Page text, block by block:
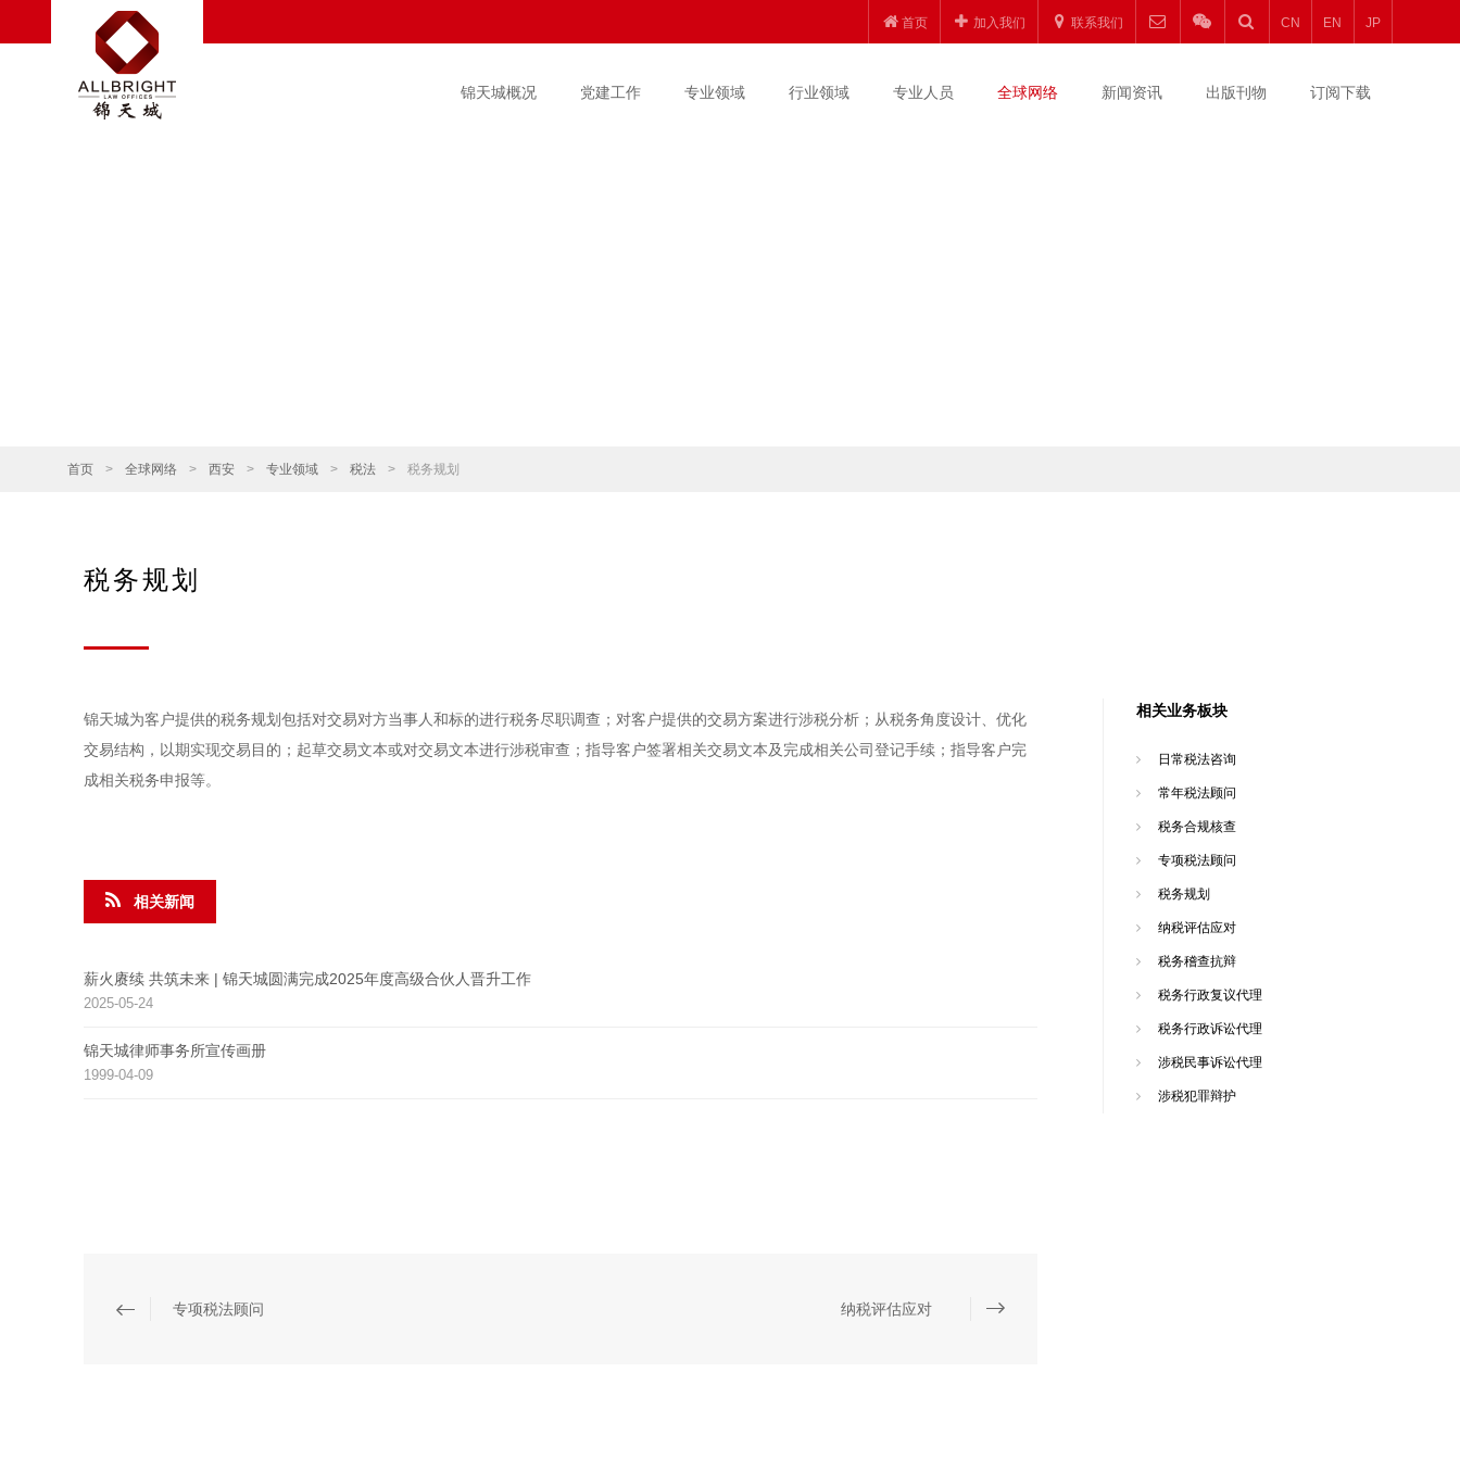
首页 加入我们 联系我们 CN EN JP
锦天城概况 党建工作 专业领域 行业领域 专业人员 全球网络 新闻资讯 出版刊物 订阅下载
首页 > 全球网络 > 西安 > 专业领域 > 税法 > 税务规划
税务规划
锦天城为客户提供的税务规划包括对交易对方当事人和标的进行税务尽职调查；对客户提供的交易方案进行涉税分析；从税务角度设计、优化
交易结构，以期实现交易目的；起草交易文本或对交易文本进行涉税审查；指导客户签署相关交易文本及完成相关公司登记手续；指导客户完
成相关税务申报等。
相关新闻
薪火赓续 共筑未来 | 锦天城圆满完成2025年度高级合伙人晋升工作
2025-05-24
锦天城律师事务所宣传画册
1999-04-09
专项税法顾问 纳税评估应对
相关业务板块
日常税法咨询
常年税法顾问
税务合规核查
专项税法顾问
税务规划
纳税评估应对
税务稽查抗辩
税务行政复议代理
税务行政诉讼代理
涉税民事诉讼代理
涉税犯罪辩护